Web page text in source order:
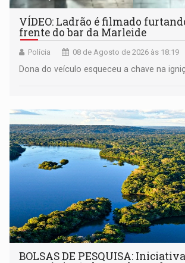
VÍDEO: Ladrão é filmado
frente do bar da Marleide
Polícia 08 de Agosto de 2026 às 18:19
Dona do veículo esqueceu a chave na
BOLSAS DE PESQUISA: Iniciativa